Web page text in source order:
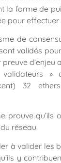
la forme de
pour effectuer
de
validés
d’enjeu
»
32
prouve qu’ils
réseau.
à valider les
y